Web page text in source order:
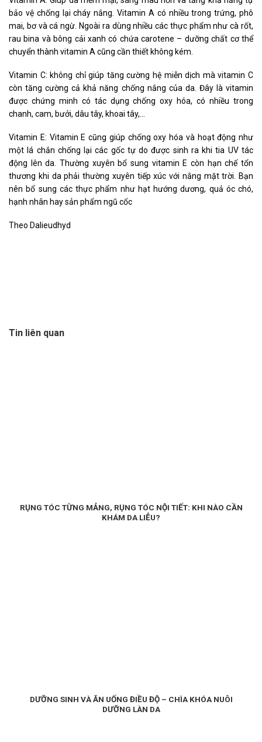
bảo vệ chống lại cháy nắng. Vitamin A có nhiều trong trứng, phô
mai, bơ và cá ngừ. Ngoài ra dùng nhiều các thực phẩm như cà rốt,
rau bina và bông cải xanh có chứa carotene – dưỡng chất cơ thể
chuyển thành vitamin A cũng cần thiết không kém.
Vitamin C: không chỉ giúp tăng cường hệ miễn dịch mà vitamin C
còn tăng cường cả khả năng chống nắng của da. Đây là vitamin
được chứng minh có tác dụng chống oxy hóa, có nhiều trong
chanh, cam, bưởi, dâu tây, khoai tây,…
Vitamin E: Vitamin E cũng giúp chống oxy hóa và hoạt động như
một lá chắn chống lại các gốc tự do được sinh ra khi tia UV tác
động lên da. Thường xuyên bổ sung vitamin E còn hạn chế tổn
thương khi da phải thường xuyên tiếp xúc với nắng mặt trời. Bạn
nên bổ sung các thực phẩm như hạt hướng dương, quả óc chó,
hạnh nhân hay sản phẩm ngũ cốc
Theo Dalieudhyd
Tin liên quan
RỤNG TÓC TỪNG MẢNG, RỤNG TÓC NỘI TIẾT: KHI NÀO CẦN
KHÁM DA LIỄU?
DƯỠNG SINH VÀ ĂN UỐNG ĐIỀU ĐỘ – CHÌA KHÓA NUÔI
DƯỠNG LÀN DA